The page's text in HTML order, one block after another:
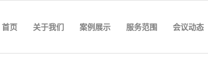
首页 关于我们 案例展示 服务范围 会议动态